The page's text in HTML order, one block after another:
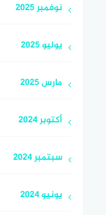
نوفمبر 2025
يوليو 2025
مارس 2025
أكتوبر 2024
سبتمبر 2024
يونيو 2024